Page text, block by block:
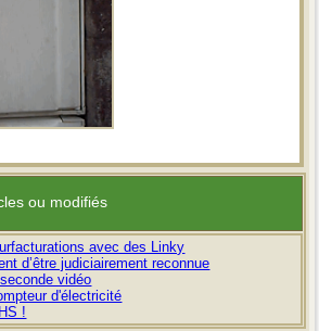
ou modifiés
avec des Linky
d’être judiciairement reconnue
vidéo
d'électricité
!